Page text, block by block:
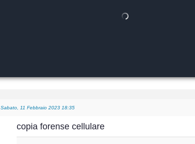
Sabato, 11 Febbraio 2023 18:35
copia forense cellulare